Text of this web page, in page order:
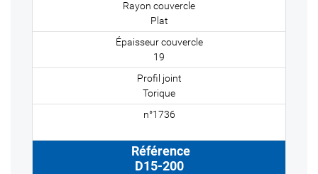
Plat
19
Torique
D15-200